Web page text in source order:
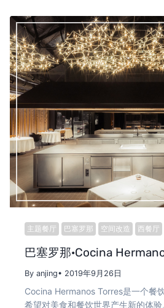
主题餐厅 巴塞罗那 空间改造 西餐厅
巴塞罗那·Cocina
By anjing• 2019年9月26日
Cocina Hermanos Torres是一个餐
希望对美食和餐饮世界产生新的体